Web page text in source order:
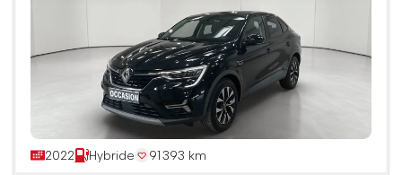
2022 Hybride 91 393 km